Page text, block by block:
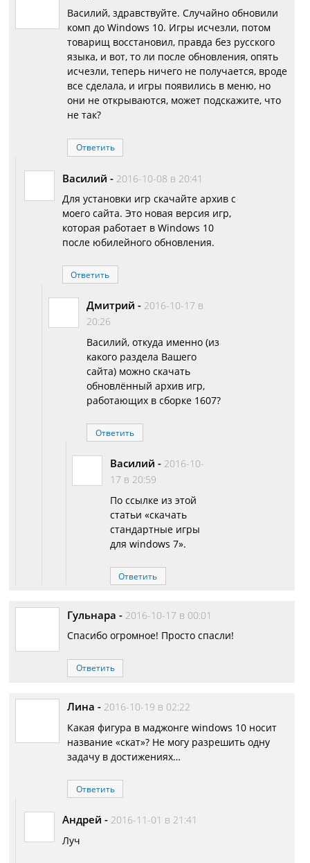
Василий, здравствуйте. Случайно обновили
комп до Windows 10. Игры исчезли, потом
товарищ восстановил, правда без русского
языка, и вот, то ли после обновления, опять
исчезли, теперь ничего не получается, вроде
все сделала, и игры появились в меню, но
они не открываются, может подскажите, что
не так?
Ответить
Василий - 2016-10-08 в 20:41
Для установки игр скачайте архив с
моего сайта. Это новая версия игр,
которая работает в Windows 10
после юбилейного обновления.
Ответить
Дмитрий - 2016-10-17 в
20:26
Василий, откуда именно (из
какого раздела Вашего
сайта) можно скачать
обновлённый архив игр,
работающих в сборке 1607?
Ответить
Василий - 2016-10-
17 в 20:59
По ссылке из этой
статьи «скачать
стандартные игры
для windows 7».
Ответить
Гульнара - 2016-10-17 в 00:01
Спасибо огромное! Просто спасли!
Ответить
Лина - 2016-10-19 в 02:22
Какая фигура в маджонге windows 10 носит
название «скат»? Не могу разрешить одну
задачу в достижениях…
Ответить
Андрей - 2016-11-01 в 21:41
Луч